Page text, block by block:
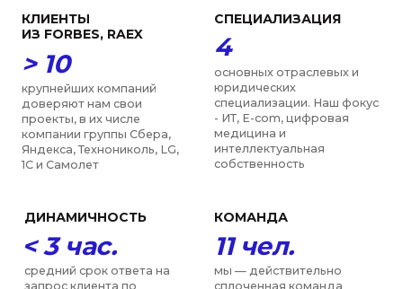
подряд нашу фирму и
специалистов отмечают
Коммерсантъ в числе
лучших юристов по
нескольким направлениям
> 12
образовательных,
научных и общественных
деятельности которых
мы участвуем, включая
РАН, ТПП, МГЮА, Moscow
Digital School